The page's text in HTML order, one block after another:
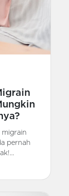
migrain
pernah